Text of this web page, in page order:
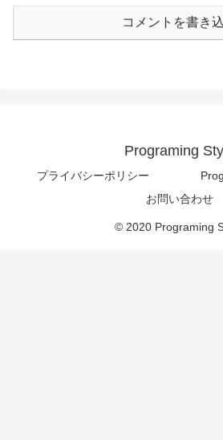
コメントを書き
Programing
プライバシーポリシー
お問い合わせ
© 2020 Programing